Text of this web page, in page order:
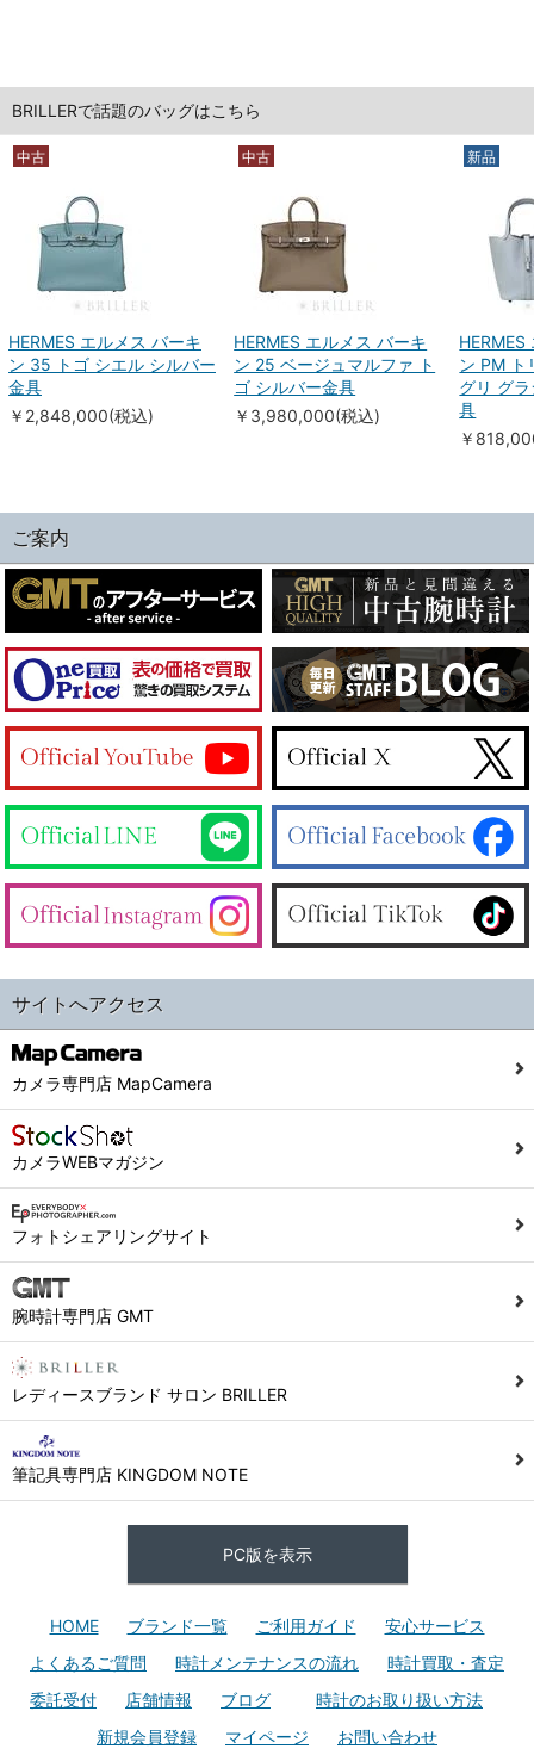
BRILLERで話題のバッグはこちら
中古
HERMES エルメス バーキ
ン 35 トゴ シエル シルバー
金具
￥2,848,000(税込)
中古
HERMES エルメス バーキ
ン 25 ベージュマルファ ト
ゴ シルバー金具
￥3,980,000(税込)
新品
ン PM ト
グリ グ
具
￥
ご案内
サイトへアクセス
カメラ専門店 MapCamera
カメラWEBマガジン
フォトシェアリングサイト
腕時計専門店 GMT
レディースブランド サロン BRILLER
筆記具専門店 KINGDOM NOTE
PC版を表示
HOME ブランド一覧 ご利用ガイド
安心サービス
よくあるご質問
時計メンテナンスの流れ
時計買取・査定
委託受付
店舗情報 ブログ
時計のお取り扱い方法
新規会員登録
マイページ お問い合わせ